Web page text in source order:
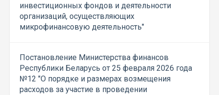
инвестиционных фондов и деятельности
организаций, осуществляющих
микрофинансовую деятельность"
Постановление Министерства финансов
Республики Беларусь от 25 февраля 2026 года
№12 "О порядке и размерах возмещения
расходов за участие в проведении